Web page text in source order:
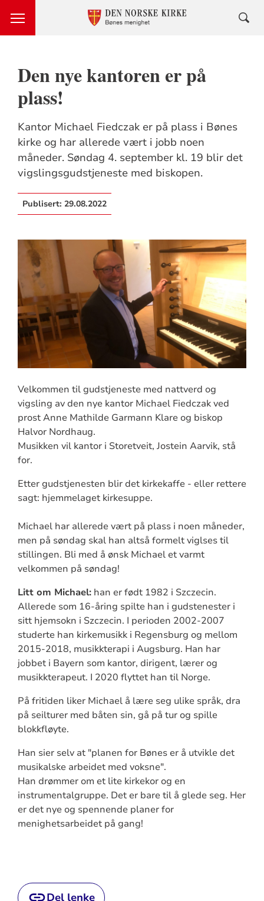
Den nye kantoren er på
plass!
Kantor Michael Fiedczak er på plass i Bønes
kirke og har allerede vært i jobb noen
måneder. Søndag 4. september kl. 19 blir det
vigslingsgudstjeneste med biskopen.
Publisert: 29.08.2022
Velkommen til gudstjeneste med nattverd og
vigsling av den nye kantor Michael Fiedczak ved
prost Anne Mathilde Garmann Klare og biskop
Halvor Nordhaug.
Musikken vil kantor i Storetveit, Jostein Aarvik, stå
for.
Etter gudstjenesten blir det kirkekaffe - eller rettere
sagt: hjemmelaget kirkesuppe.
Michael har allerede vært på plass i noen måneder,
men på søndag skal han altså formelt viglses til
stillingen. Bli med å ønsk Michael et varmt
velkommen på søndag!
Litt om Michael:han er født 1982 i Szczecin.
Allerede som 16-åring spilte han i gudstenester i
sitt hjemsokn i Szczecin. I perioden 2002-2007
studerte han kirkemusikk i Regensburg og mellom
2015-2018, musikkterapi i Augsburg. Han har
jobbet i Bayern som kantor, dirigent, lærer og
musikkterapeut. I 2020 flyttet han til Norge.
På fritiden liker Michael å lære seg ulike språk, dra
på seilturer med båten sin, gå på tur og spille
blokkfløyte.
Han sier selv at "planen for Bønes er å utvikle det
musikalske arbeidet med voksne".
Han drømmer om et lite kirkekor og en
instrumentalgruppe. Det er bare til å glede seg. Her
er det nye og spennende planer for
menighetsarbeidet på gang!
Del lenke